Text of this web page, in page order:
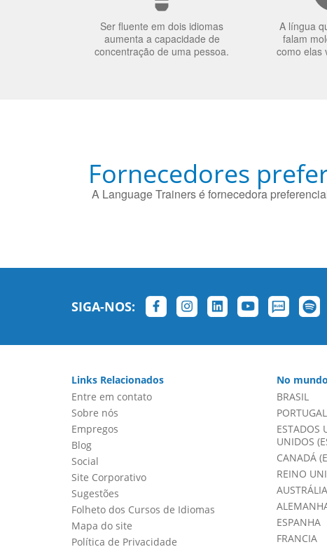
Ser fluente em dois idiomas
aumenta a capacidade de
concentração de uma pessoa.
A língua
falam
como elas
Fornecedores
A Language Trainers é fornecedora
SIGA-NOS:
Links Relacionados
Entre em contato
Sobre nós
Empregos
Blog
Social
Site Corporativo
Sugestões
Folheto dos Cursos de Idiomas
Mapa do site
Política de Privacidade
No
BRASIL
PORTUGAL
ESTADOS
UNIDOS
CANADÁ
REINO
ESPANHA
FRANCIA